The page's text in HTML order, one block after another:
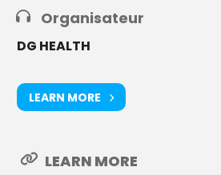
Organisateur
DG HEALTH
LEARN MORE
LEARN MORE